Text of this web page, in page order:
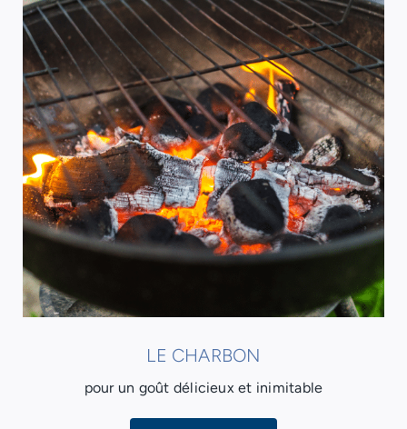
LE CHARBON
pour un goût délicieux et inimitable